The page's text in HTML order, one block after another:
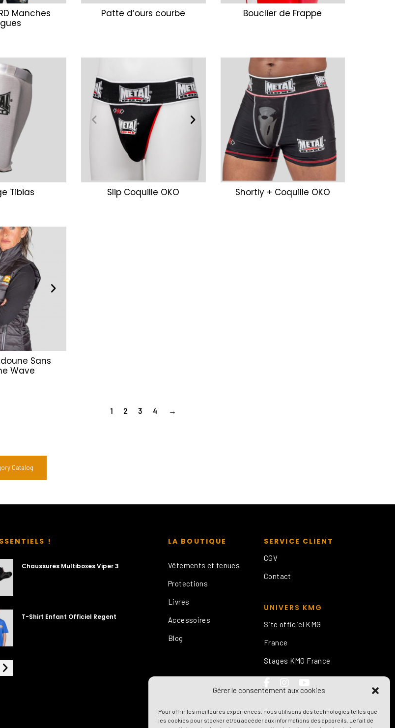
Gérer le consentement aux cookies
Pour offrir les meilleures expériences, nous utilisons des technologies telles que
les cookies pour stocker et/ou accéder aux informations des appareils. Le fait de
Manches
Patte d’ours courbe Bouclier de Frappe
Tibias Slip Coquille OKO Shortly + Coquille OKO
Sans
Wave
1 2 3 4 →
Catalog
!
Chaussures Multiboxes Viper 3
T-Shirt Enfant Officiel Regent
RASH GUARD Manches longues
Pantalon Coton
LA BOUTIQUE
Vêtements et tenues
Protections
Livres
Accessoires
Blog
SERVICE CLIENT
CGV
Contact
UNIVERS KMG
Site officiel KMG
France
Stages KMG France